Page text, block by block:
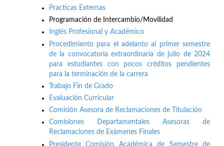
Practicas Externas
Programación de Intercambio/Movilidad
Inglés Profesional y Académico
Procedimiento para el adelanto al primer semestre
de la convocatoria extraordinaria de julio de 2024
para estudiantes con pocos créditos pendientes
para la terminación de la carrera
Trabajo Fin de Grado
Evaluación Curricular
Comisión Asesora de Reclamaciones de Titulación
Comisiones Departamentales Asesoras de
Reclamaciones de Exámenes Finales
Presidente Comisión Académica de Semestre de